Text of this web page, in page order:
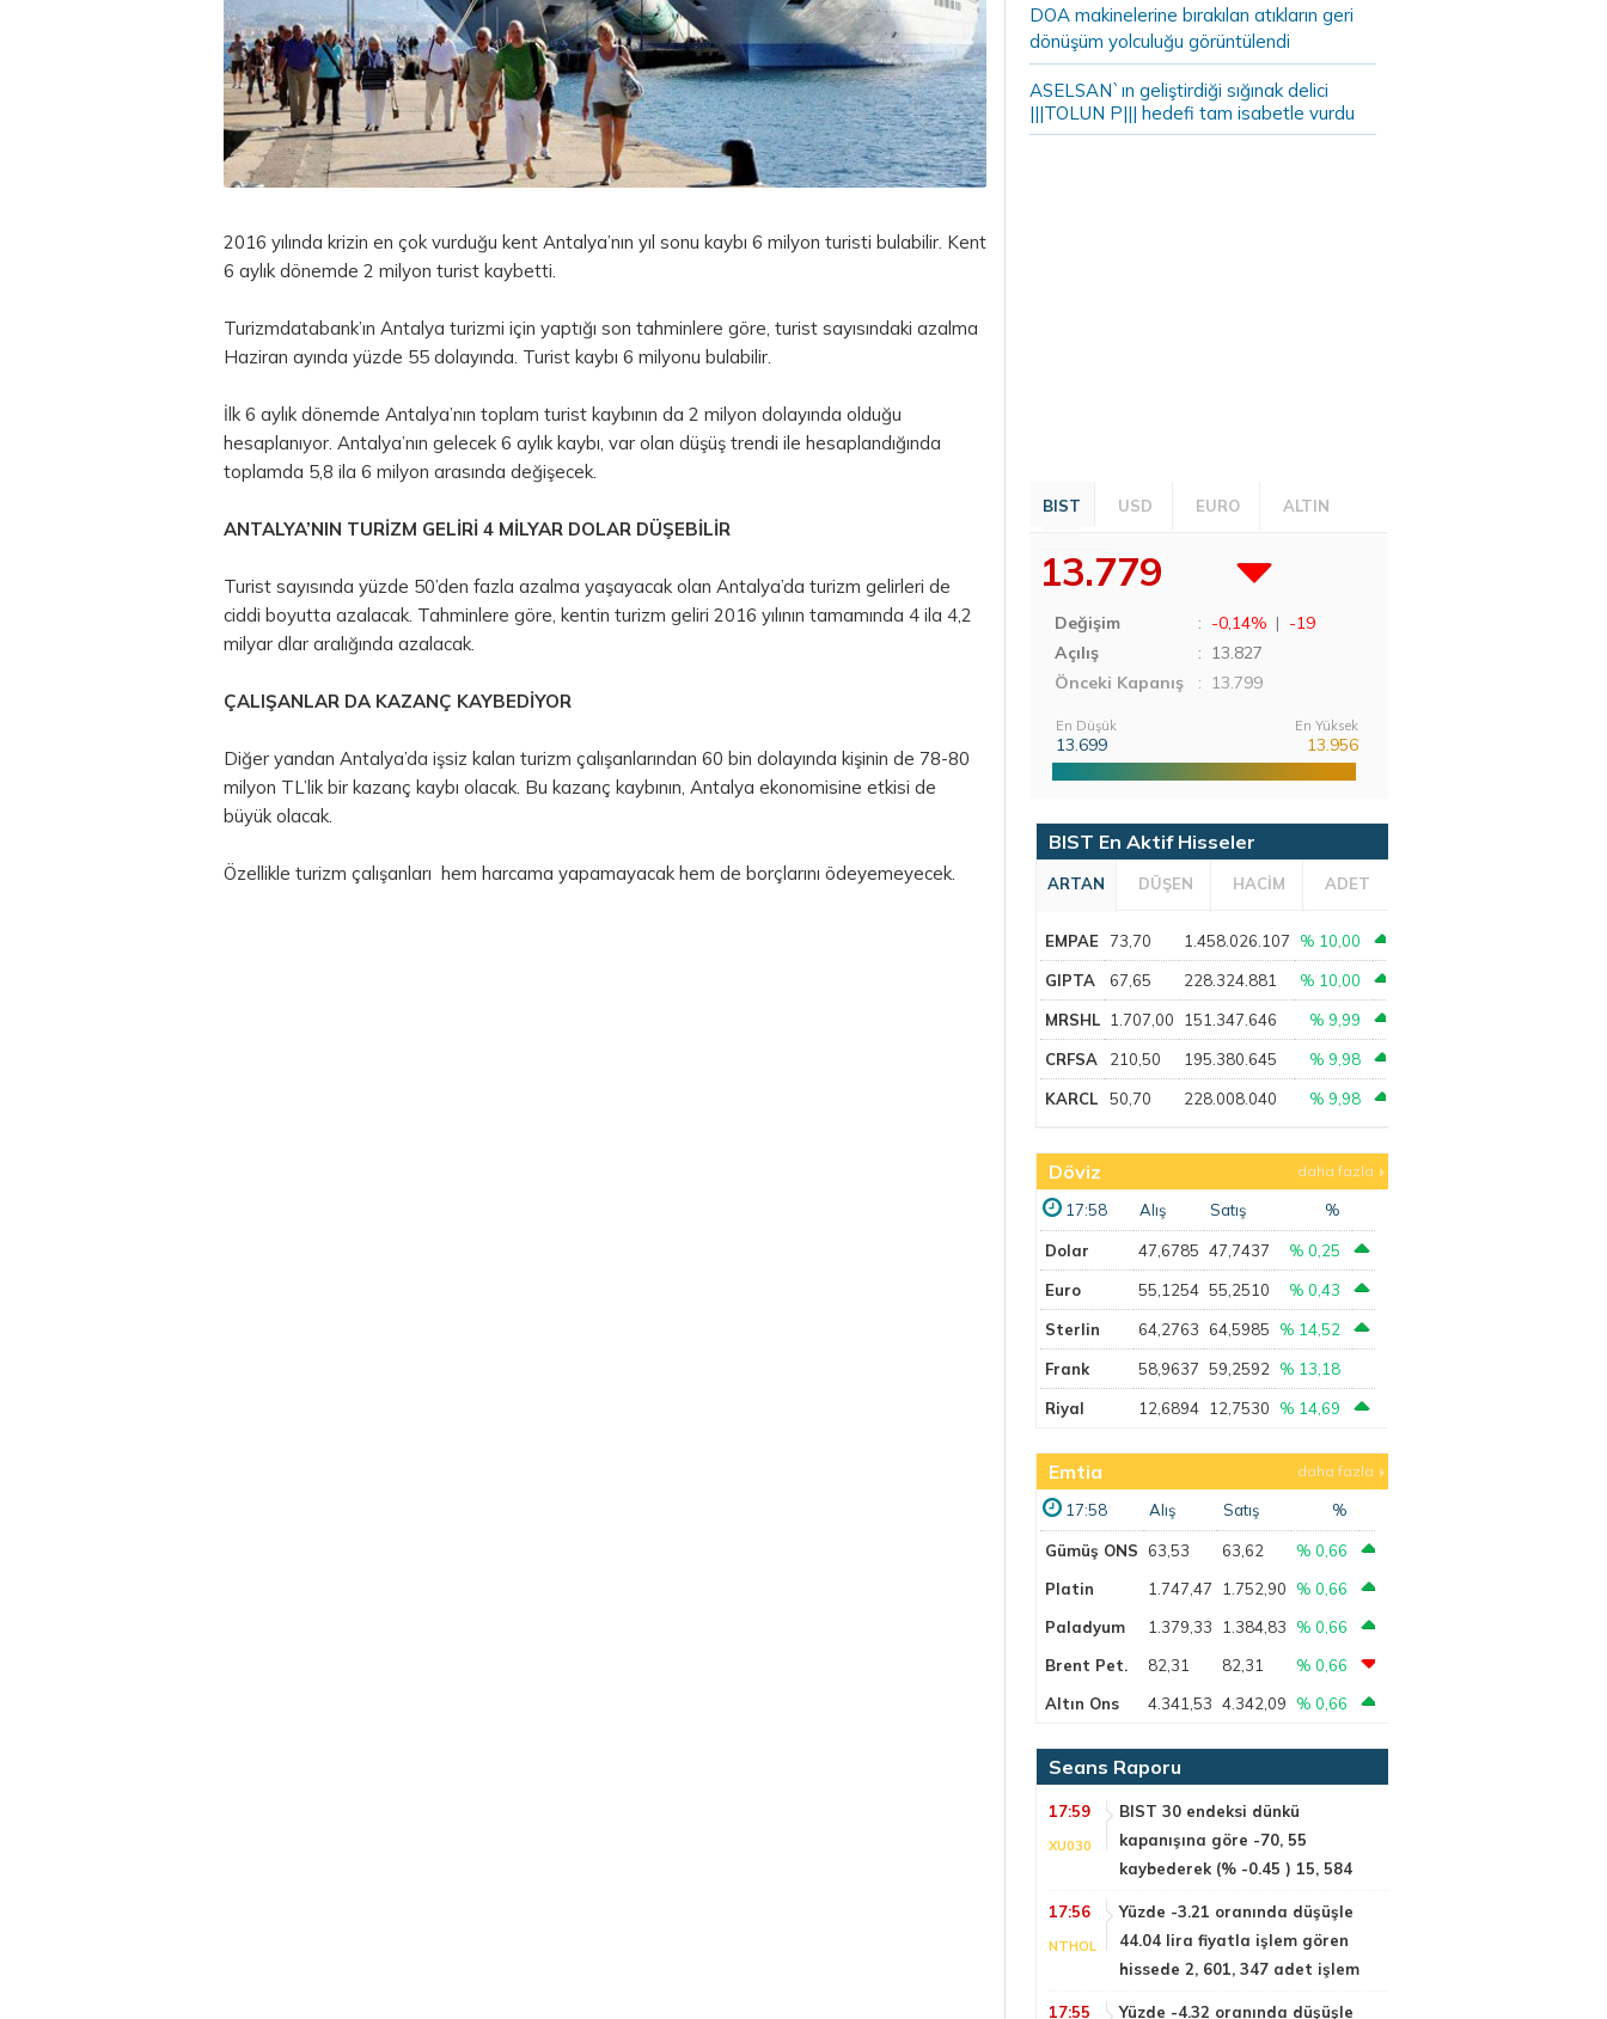
2016 yılında krizin en çok vurduğu kent Antalya’nın yıl sonu kaybı 6 milyon turisti bulabilir. Kent
6 aylık dönemde 2 milyon turist kaybetti.
Turizmdatabank’ın Antalya turizmi için yaptığı son tahminlere göre, turist sayısındaki azalma
Haziran ayında yüzde 55 dolayında. Turist kaybı 6 milyonu bulabilir.
İlk 6 aylık dönemde Antalya’nın toplam turist kaybının da 2 milyon dolayında olduğu
hesaplanıyor. Antalya’nın gelecek 6 aylık kaybı, var olan düşüş trendi ile hesaplandığında
toplamda 5,8 ila 6 milyon arasında değişecek.
ANTALYA’NIN TURİZM GELİRİ 4 MİLYAR DOLAR DÜŞEBİLİR
Turist sayısında yüzde 50’den fazla azalma yaşayacak olan Antalya’da turizm gelirleri de
ciddi boyutta azalacak. Tahminlere göre, kentin turizm geliri 2016 yılının tamamında 4 ila 4,2
milyar dlar aralığında azalacak.
ÇALIŞANLAR DA KAZANÇ KAYBEDİYOR
Diğer yandan Antalya’da işsiz kalan turizm çalışanlarından 60 bin dolayında kişinin de 78-80
milyon TL’lik bir kazanç kaybı olacak. Bu kazanç kaybının, Antalya ekonomisine etkisi de
büyük olacak.
Özellikle turizm çalışanları hem harcama yapamayacak hem de borçlarını ödeyemeyecek.
DOA makinelerine bırakılan atıkların geri
dönüşüm yolculuğu görüntülendi
ASELSAN`ın geliştirdiği sığınak delici
|||TOLUN P||| hedefi tam isabetle vurdu
BIST USD EURO ALTIN
13.779
Değişim : -0,14% | -19
Açılış
: 13.827
Önceki Kapanış
: 13.799
En Düşük
13.699
En Yüksek
13.956
BIST En Aktif Hisseler
ARTAN DÜŞEN HACİM ADET
EMPAE 73,70 1.458.026.107 % 10,00
GIPTA 67,65 228.324.881 % 10,00
MRSHL 1.707,00 151.347.646 % 9,99
CRFSA 210,50 195.380.645 % 9,98
KARCL 50,70 228.008.040 % 9,98
Döviz daha fazla
17:58 Alış Satış %
Dolar 47,6785 47,7437 % 0,25
Euro 55,1254 55,2510 % 0,43
Sterlin 64,2763 64,5985 % 14,52
Frank 58,9637 59,2592 % 13,18
Riyal 12,6894 12,7530 % 14,69
Emtia daha fazla
17:58 Alış Satış %
Gümüş ONS 63,53 63,62
% 0,66
Platin
1.747,47 1.752,90
% 0,66
Paladyum
1.379,33 1.384,83
% 0,66
Brent Pet.
82,31 82,31
% 0,66
Altın Ons
4.341,53 4.342,09 % 0,66
Seans Raporu
17:59
XU030
BIST 30 endeksi dünkü
kapanışına göre -70, 55
kaybederek (% -0.45 ) 15, 584
17:56
NTHOL
Yüzde -3.21 oranında düşüşle
44.04 lira fiyatla işlem gören
hissede 2, 601, 347 adet işlem
17:55
Yüzde -4.32 oranında düşüşle